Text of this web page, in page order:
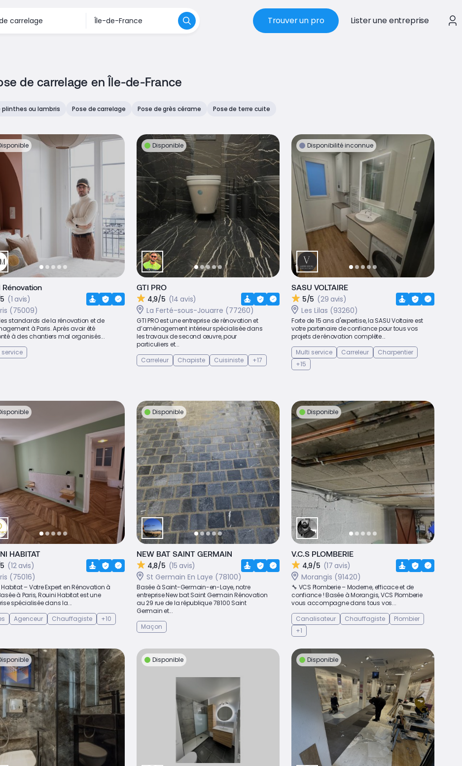
Trouver un pro Lister une entreprise
de carrelage en Île-de-France
ou lambris Pose de carrelage Pose de grès cérame Pose de terre cuite
Rénovation
(1 avis)
(75009)
les standards de la rénovation et de
à Paris. Après avoir été
à des chantiers mal organisés...
service
Disponible
GTI PRO
4,9/5 (14 avis)
La Ferté-sous-Jouarre (77260)
GTI PRO est une entreprise de rénovation et
d’aménagement intérieur spécialisée dans
les travaux de second œuvre, pour
particuliers et...
Carreleur
Chapiste Cuisiniste +17
Disponibilité inconnue
SASU VOLTAIRE
5/5 (29 avis)
Les Lilas (93260)
Forte de 15 ans d'expertise, la SASU Voltaire est
votre partenaire de confiance pour tous vos
projets de rénovation complète...
Multi service
Carreleur
Charpentier
+15
HABITAT
(12 avis)
(75016)
– Votre Expert en Rénovation à
à Paris, Rouini Habitat est une
spécialisée dans la...
Agenceur Chauffagiste +10
Disponible
NEW BAT SAINT GERMAIN
4,8/5 (15 avis)
St Germain En Laye (78100)
Basée à Saint-Germain-en-Laye, notre
entreprise New bat Saint Germain Rénovation
au 29 rue de la république 78100 Saint
Germain et...
Maçon
Disponible
V.C.S PLOMBERIE
4,9/5 (17 avis)
Morangis (91420)
🔧 VCS Plomberie – Moderne, efficace et de
confiance ! Basée à Morangis, VCS Plomberie
vous accompagne dans tous vos...
Canalisateur
Chauffagiste
Plombier
+1
Disponible Disponible